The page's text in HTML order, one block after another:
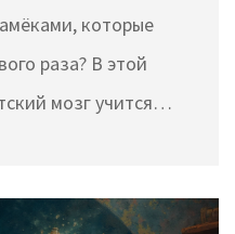
которые
раза? В этой
мозг учится
в этом. Обсудим